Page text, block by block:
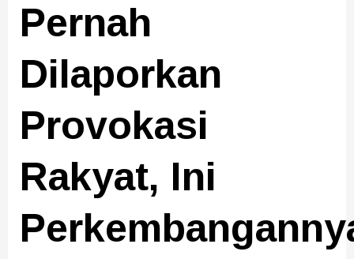
Pernah
Dilaporkan
Provokasi
Rakyat, Ini